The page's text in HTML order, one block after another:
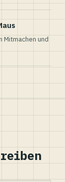
Mitmachen und